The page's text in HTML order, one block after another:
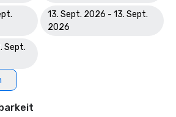
13. Sept. 2026 - 13. Sept.
2026
Sept.